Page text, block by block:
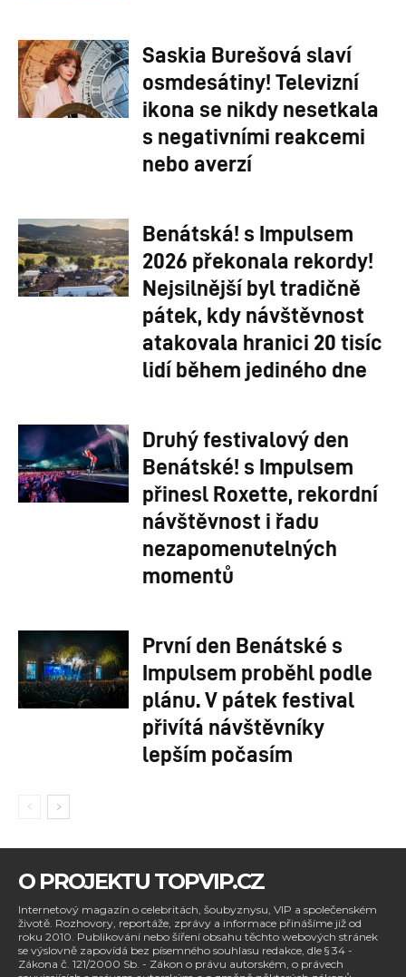
Saskia Burešová slaví
osmdesátiny! Televizní
ikona se nikdy nesetkala
s negativními reakcemi
nebo averzí
Benátská! s Impulsem
2026 překonala rekordy!
Nejsilnější byl tradičně
pátek, kdy návštěvnost
atakovala hranici 20 tisíc
lidí během jediného dne
Druhý festivalový den
Benátské! s Impulsem
přinesl Roxette, rekordní
návštěvnost i řadu
nezapomenutelných
momentů
První den Benátské s
Impulsem proběhl podle
plánu. V pátek festival
přivítá návštěvníky
lepším počasím
O PROJEKTU TOPVIP.CZ
Internetový magazín o celebritách, šoubyznysu, VIP a společenském
životě. Rozhovory, reportáže, zprávy a informace přinášíme již od
roku 2010. Publikování nebo šíření obsahu těchto webových stránek
se výslovně zapovídá bez písemného souhlasu redakce, dle § 34 -
Zákona č. 121/2000 Sb. - Zákon o právu autorském, o právech